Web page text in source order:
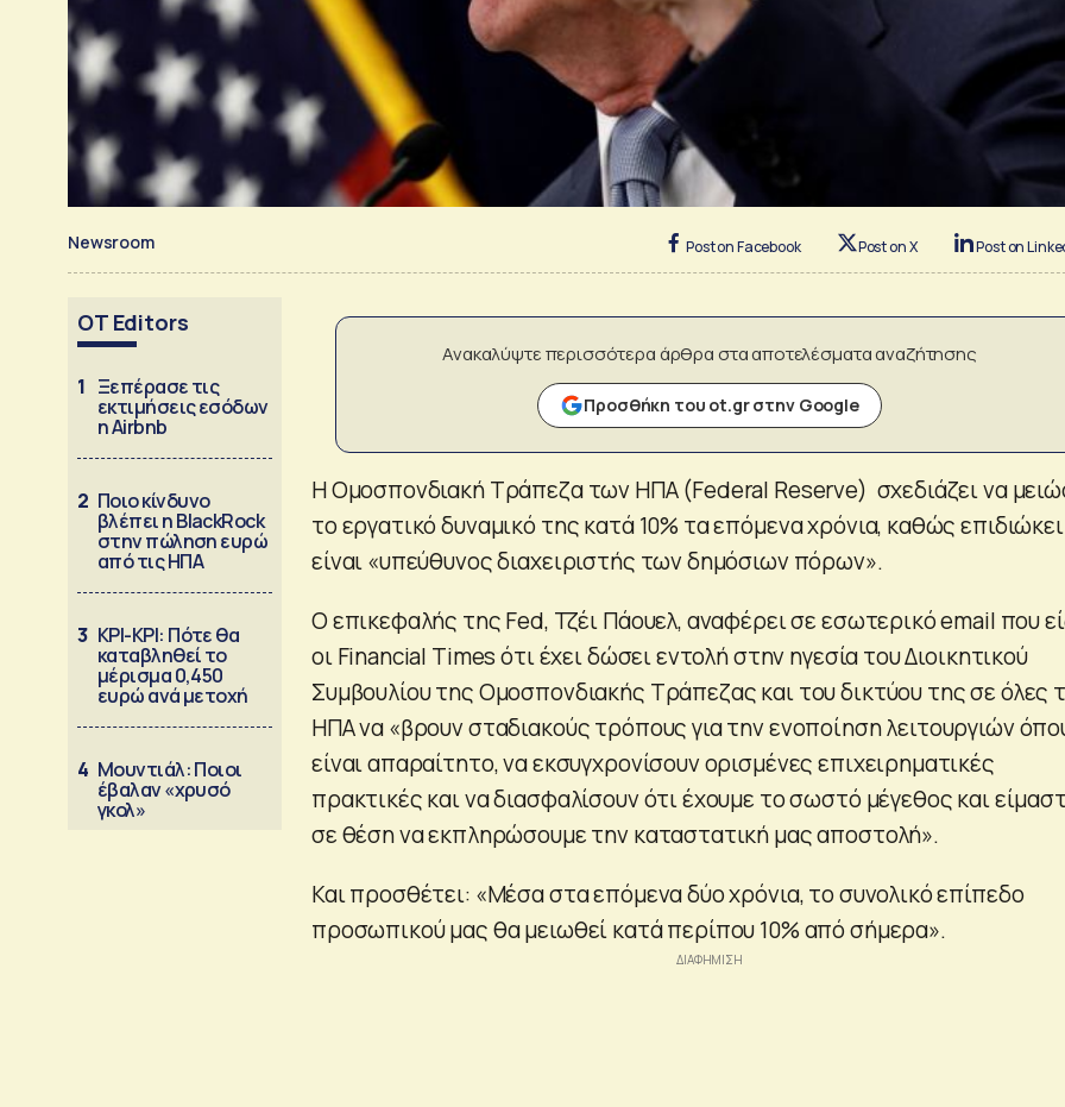
Newsroom Post on Facebook Post on X Post on
OT Editors
1 Ξεπέρασε τις
εκτιμήσεις εσόδων
η Airbnb
2 Ποιο κίνδυνο
βλέπει η BlackRock
στην πώληση ευρώ
από τις ΗΠΑ
3 ΚΡΙ-ΚΡΙ: Πότε θα
καταβληθεί το
μέρισμα 0,450
ευρώ ανά μετοχή
4 Μουντιάλ: Ποιοι
έβαλαν «χρυσό
γκολ»
Ανακαλύψτε περισσότερα άρθρα στα αποτελέσματα αναζήτησης
Προσθήκη του ot.gr στην Google
Η Ομοσπονδιακή Τράπεζα των ΗΠΑ (Federal Reserve) σχεδιάζει να
το εργατικό δυναμικό της κατά 10% τα επόμενα χρόνια, καθώς
είναι «υπεύθυνος διαχειριστής των δημόσιων πόρων».
Ο επικεφαλής της Fed, Τζέι Πάουελ, αναφέρει σε εσωτερικό email που
οι Financial Times ότι έχει δώσει εντολή στην ηγεσία του Διοικητικού
Συμβουλίου της Ομοσπονδιακής Τράπεζας και του δικτύου της σε όλες
ΗΠΑ να «βρουν σταδιακούς τρόπους για την ενοποίηση λειτουργιών
είναι απαραίτητο, να εκσυγχρονίσουν ορισμένες επιχειρηματικές
πρακτικές και να διασφαλίσουν ότι έχουμε το σωστό μέγεθος και
σε θέση να εκπληρώσουμε την καταστατική μας αποστολή».
Και προσθέτει: «Μέσα στα επόμενα δύο χρόνια, το συνολικό επίπεδο
προσωπικού μας θα μειωθεί κατά περίπου 10% από σήμερα».